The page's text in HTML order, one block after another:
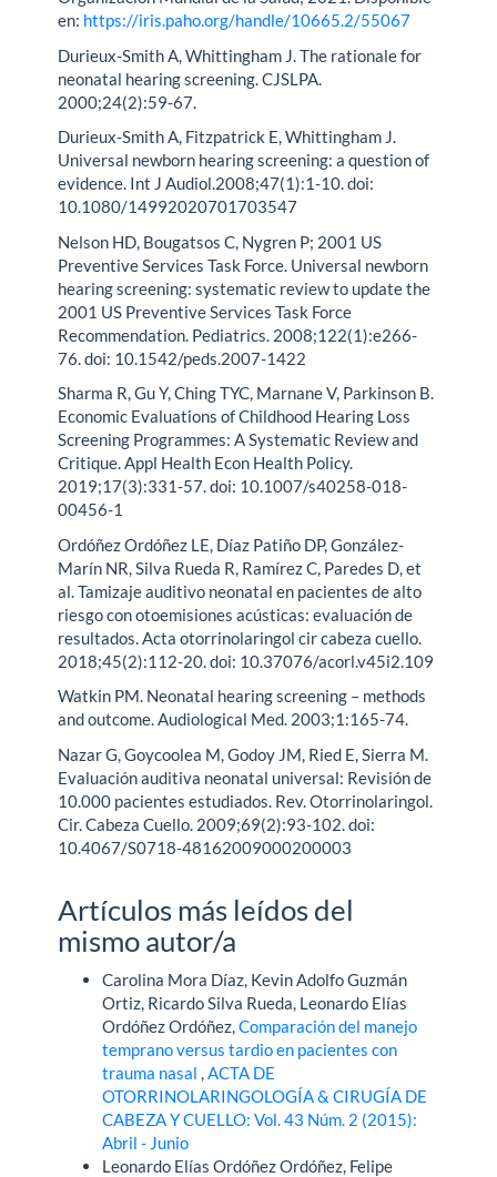
en: https://iris.paho.org/handle/10665.2/55067
Durieux-Smith A, Whittingham J. The rationale for
neonatal hearing screening. CJSLPA.
2000;24(2):59-67.
Durieux-Smith A, Fitzpatrick E, Whittingham J.
Universal newborn hearing screening: a question of
evidence. Int J Audiol.2008;47(1):1-10. doi:
10.1080/14992020701703547
Nelson HD, Bougatsos C, Nygren P; 2001 US
Preventive Services Task Force. Universal newborn
hearing screening: systematic review to update the
2001 US Preventive Services Task Force
Recommendation. Pediatrics. 2008;122(1):e266-
76. doi: 10.1542/peds.2007-1422
Sharma R, Gu Y, Ching TYC, Marnane V, Parkinson B.
Economic Evaluations of Childhood Hearing Loss
Screening Programmes: A Systematic Review and
Critique. Appl Health Econ Health Policy.
2019;17(3):331-57. doi: 10.1007/s40258-018-
00456-1
Ordóñez Ordóñez LE, Díaz Patiño DP, González-
Marín NR, Silva Rueda R, Ramírez C, Paredes D, et
al. Tamizaje auditivo neonatal en pacientes de alto
riesgo con otoemisiones acústicas: evaluación de
resultados. Acta otorrinolaringol cir cabeza cuello.
2018;45(2):112-20. doi: 10.37076/acorl.v45i2.109
Watkin PM. Neonatal hearing screening – methods
and outcome. Audiological Med. 2003;1:165-74.
Nazar G, Goycoolea M, Godoy JM, Ried E, Sierra M.
Evaluación auditiva neonatal universal: Revisión de
10.000 pacientes estudiados. Rev. Otorrinolaringol.
Cir. Cabeza Cuello. 2009;69(2):93-102. doi:
10.4067/S0718-48162009000200003
Artículos más leídos del
mismo autor/a
Carolina Mora Díaz, Kevin Adolfo Guzmán
Ortiz, Ricardo Silva Rueda, Leonardo Elías
Ordóñez Ordóñez,Comparación del manejo
temprano versus tardio en pacientes con
trauma nasal
ACTA DE
OTORRINOLARINGOLOGÍA & CIRUGÍA DE
CABEZA Y CUELLO: Vol. 43 Núm. 2 (2015):
Abril - Junio
Leonardo Elías Ordóñez Ordóñez, Felipe